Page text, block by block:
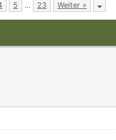
5 … 23 Weiter »